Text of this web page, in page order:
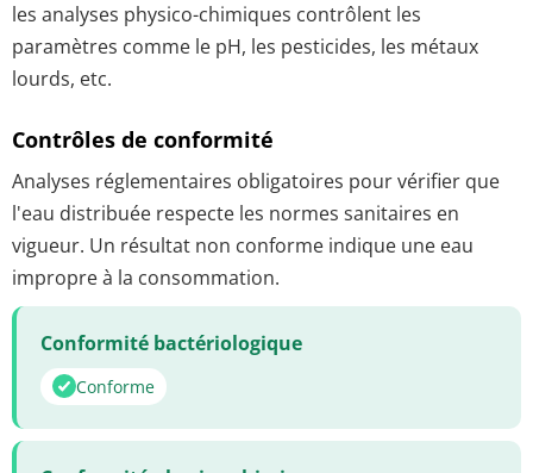
les analyses physico-chimiques contrôlent les
paramètres comme le pH, les pesticides, les métaux
lourds, etc.
Contrôles de conformité
Analyses réglementaires obligatoires pour vérifier que
l'eau distribuée respecte les normes sanitaires en
vigueur. Un résultat non conforme indique une eau
impropre à la consommation.
Conformité bactériologique
Conforme